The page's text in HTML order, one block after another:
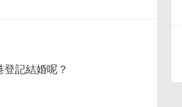
記結婚呢？